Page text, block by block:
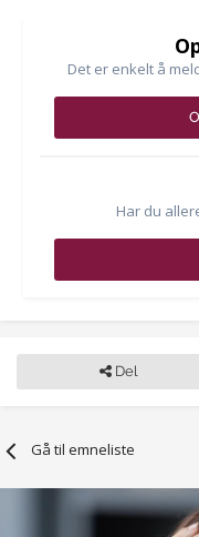
Det er enkelt å
Har du
Del
Gå til emneliste